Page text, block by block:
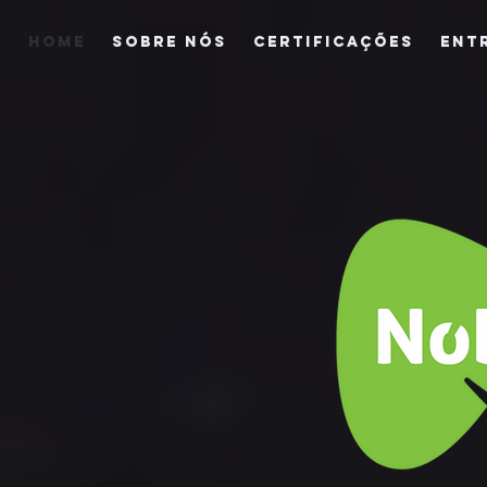
HOME SOBRE NÓS CERTIFICAÇÕES